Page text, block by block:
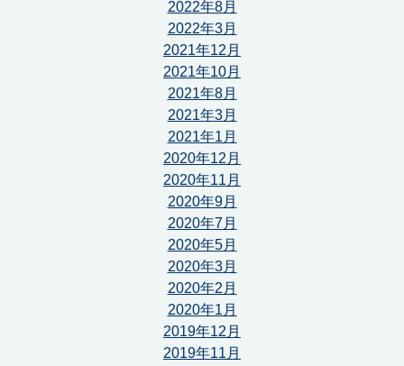
2022年8月
2022年3月
2021年12月
2021年10月
2021年8月
2021年3月
2021年1月
2020年12月
2020年11月
2020年9月
2020年7月
2020年5月
2020年3月
2020年2月
2020年1月
2019年12月
2019年11月